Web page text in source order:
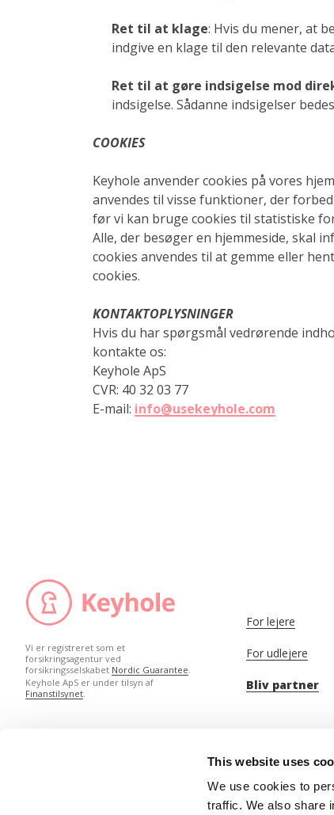
This website uses
We use cookies to
traffic. We also share
Ret til at klage: Hvis du mener, at
indgive en klage til den relevante
Ret til at gøre indsigelse mod
indsigelse. Sådanne indsigelser
COOKIES
Keyhole anvender cookies på vores
anvendes til visse funktioner, der
før vi kan bruge cookies til statistiske
Alle, der besøger en hjemmeside, skal
cookies anvendes til at gemme eller
cookies.
KONTAKTOPLYSNINGER
Hvis du har spørgsmål vedrørende
kontakte os:
Keyhole ApS
CVR: 40 32 03 77
E-mail: info@usekeyhole.com
Vi er registreret som et
forsikringsagentur ved
forsikringsselskabet Nordic Guarantee
Keyhole ApS er under tilsyn af
Finanstilsynet
For lejere
For udlejere
Bliv partner